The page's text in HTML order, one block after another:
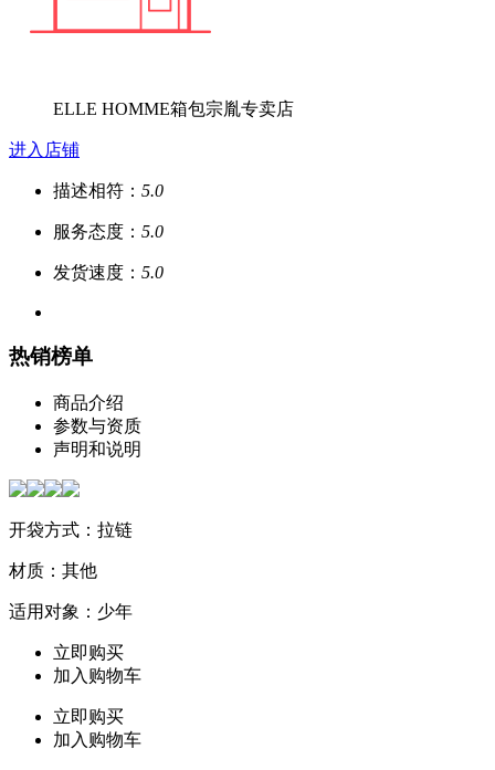
ELLE HOMME箱包宗胤专卖店
进入店铺
描述相符： 5.0
服务态度： 5.0
发货速度： 5.0
热销榜单
商品介绍
参数与资质
声明和说明
开袋方式：拉链
材质：其他
适用对象：少年
立即购买
加入购物车
立即购买
加入购物车